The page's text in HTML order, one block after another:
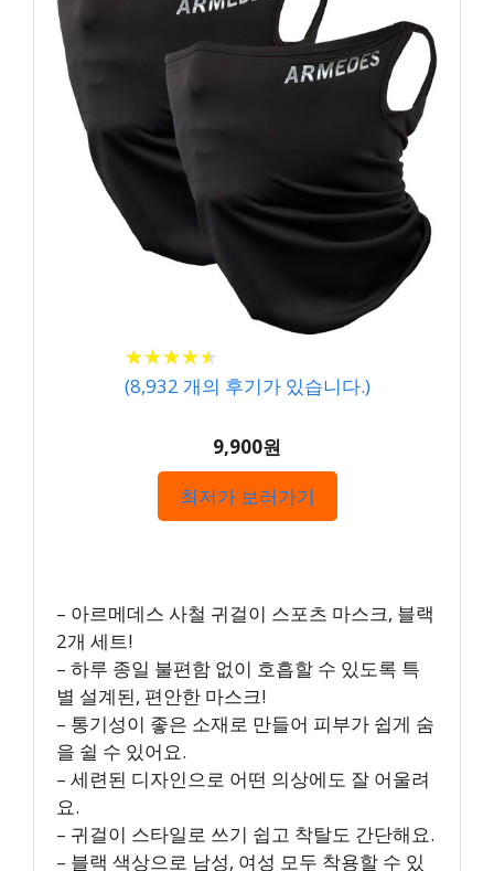
★★★★★
★★★★★
(8,932 개의 후기가 있습니다.)
9,900원
최저가 보러가기
– 아르메데스 사철 귀걸이 스포츠 마스크, 블랙
2개 세트!
– 하루 종일 불편함 없이 호흡할 수 있도록 특
별 설계된, 편안한 마스크!
– 통기성이 좋은 소재로 만들어 피부가 쉽게 숨
을 쉴 수 있어요.
– 세련된 디자인으로 어떤 의상에도 잘 어울려
요.
– 귀걸이 스타일로 쓰기 쉽고 착탈도 간단해요.
– 블랙 색상으로 남성, 여성 모두 착용할 수 있